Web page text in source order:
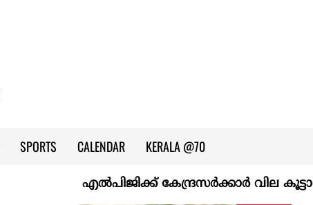
SPORTS CALENDAR KERALA @70
എല്‍പിജിക്ക് കേന്ദ്രസർക്കാർ വില